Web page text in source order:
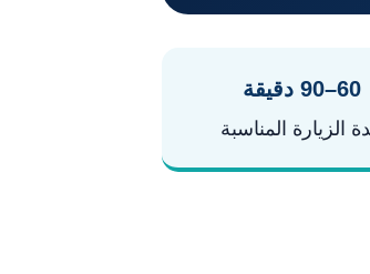
60–90 دقيقة
الزيارة المناسبة